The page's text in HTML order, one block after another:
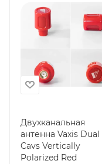
Двухканальная
антенна Vaxis Dual
Cavs Vertically
Polarized Red